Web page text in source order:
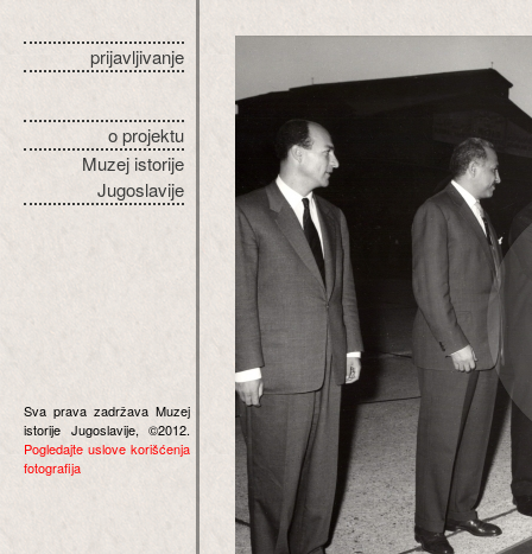
prijavljivanje
o projektu
Muzej istorije
Jugoslavije
Sva prava zadržava Muzej
istorije Jugoslavije, ©2012.
Pogledajte uslove korišćenja
fotografija